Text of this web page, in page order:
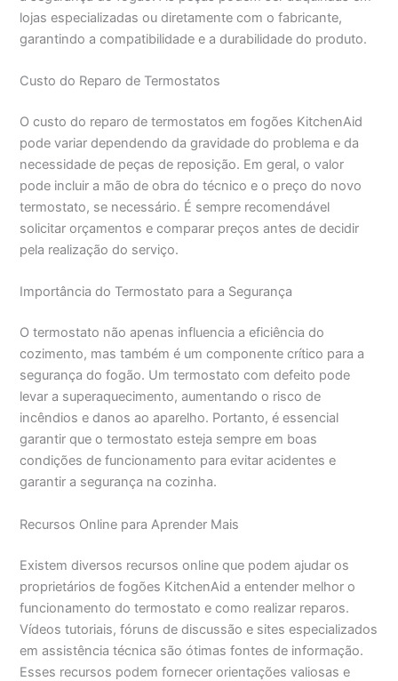
lojas especializadas ou diretamente com o fabricante,
garantindo a compatibilidade e a durabilidade do produto.
Custo do Reparo de Termostatos
O custo do reparo de termostatos em fogões KitchenAid
pode variar dependendo da gravidade do problema e da
necessidade de peças de reposição. Em geral, o valor
pode incluir a mão de obra do técnico e o preço do novo
termostato, se necessário. É sempre recomendável
solicitar orçamentos e comparar preços antes de decidir
pela realização do serviço.
Importância do Termostato para a Segurança
O termostato não apenas influencia a eficiência do
cozimento, mas também é um componente crítico para a
segurança do fogão. Um termostato com defeito pode
levar a superaquecimento, aumentando o risco de
incêndios e danos ao aparelho. Portanto, é essencial
garantir que o termostato esteja sempre em boas
condições de funcionamento para evitar acidentes e
garantir a segurança na cozinha.
Recursos Online para Aprender Mais
Existem diversos recursos online que podem ajudar os
proprietários de fogões KitchenAid a entender melhor o
funcionamento do termostato e como realizar reparos.
Vídeos tutoriais, fóruns de discussão e sites especializados
em assistência técnica são ótimas fontes de informação.
Esses recursos podem fornecer orientações valiosas e